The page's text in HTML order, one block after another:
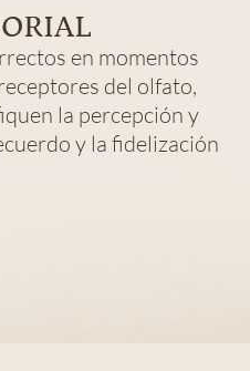
en momentos
del olfato,
la percepción y
y la fidelización